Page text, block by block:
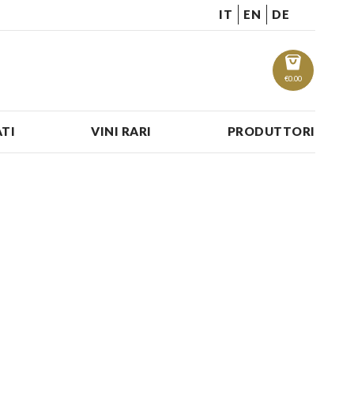
IT EN DE
€0.00
VINI RARI PRODUTTORI